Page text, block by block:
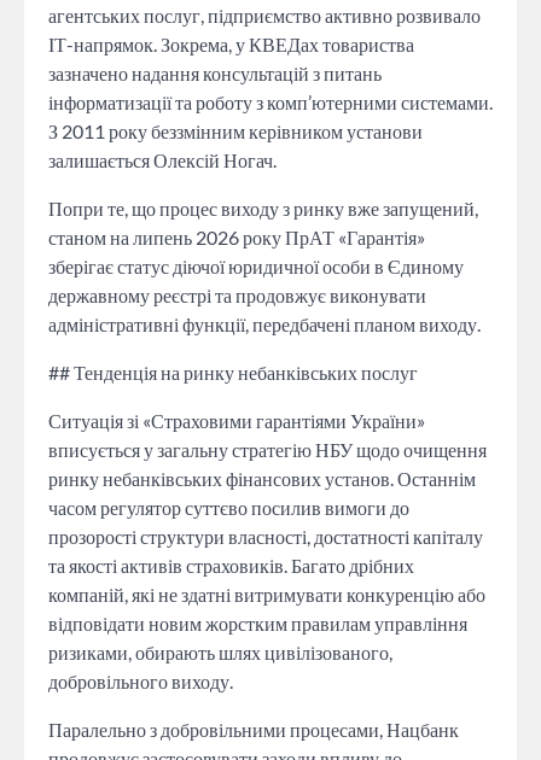
агентських послуг, підприємство активно розвивало
ІТ-напрямок. Зокрема, у КВЕДах товариства
зазначено надання консультацій з питань
інформатизації та роботу з комп’ютерними системами.
З 2011 року беззмінним керівником установи
залишається Олексій Ногач.
Попри те, що процес виходу з ринку вже запущений,
станом на липень 2026 року ПрАТ «Гарантія»
зберігає статус діючої юридичної особи в Єдиному
державному реєстрі та продовжує виконувати
адміністративні функції, передбачені планом виходу.
## Тенденція на ринку небанківських послуг
Ситуація зі «Страховими гарантіями України»
вписується у загальну стратегію НБУ щодо очищення
ринку небанківських фінансових установ. Останнім
часом регулятор суттєво посилив вимоги до
прозорості структури власності, достатності капіталу
та якості активів страховиків. Багато дрібних
компаній, які не здатні витримувати конкуренцію або
відповідати новим жорстким правилам управління
ризиками, обирають шлях цивілізованого,
добровільного виходу.
Паралельно з добровільними процесами, Нацбанк